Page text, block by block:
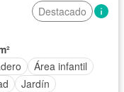
Destacado
Área infantil
Jardín